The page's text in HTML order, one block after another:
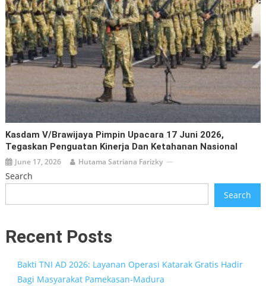
Kasdam V/Brawijaya Pimpin Upacara 17 Juni 2026,
Tegaskan Penguatan Kinerja Dan Ketahanan Nasional
June 17, 2026 Hutama Satriana Farizky
Search
Search
Recent Posts
Bakti TNI AD 2026: Layanan Operasi Katarak Gratis Hadir
Bagi Masyarakat Pamekasan-Madura